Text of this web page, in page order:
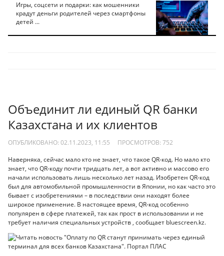
Игры, соцсети и подарки: как мошенники
крадут деньги родителей через смартфоны
детей ...
Объединит ли единый QR банки
Казахстана и их клиентов
ОПУБЛИКОВАНО: 02.11.2023, 11:55 ПРОСМОТРОВ: 752
Наверняка, сейчас мало кто не знает, что такое QR-код. Но мало кто
знает, что QR-коду почти тридцать лет, а вот активно и массово его
начали использовать лишь несколько лет назад. Изобретен QR-код
был для автомобильной промышленности в Японии, но как часто это
бывает с изобретениями – в последствии они находят более
широкое применение. В настоящее время, QR-код особенно
популярен в сфере платежей, так как прост в использовании и не
требует наличия специальных устройств , сообщает bluescreen.kz.